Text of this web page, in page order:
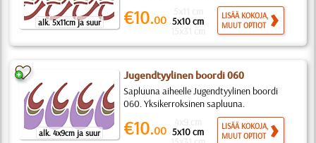
alk. 5x11cm ja suur €10.00 5x10 cm
LISÄÄ KOKOJA,
MUUT OPTIOT
alk. 4x9cm ja suur
Jugendtyylinen boordi 060
Sapluuna aiheelle Jugendtyylinen boordi
060. Yksikerroksinen sapluuna.
€10.00 5x10 cm
LISÄÄ KOKOJA,
MUUT OPTIOT